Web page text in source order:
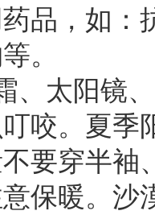
品，如：
。
、太阳镜
咬。夏季
要穿半袖
保暖。沙